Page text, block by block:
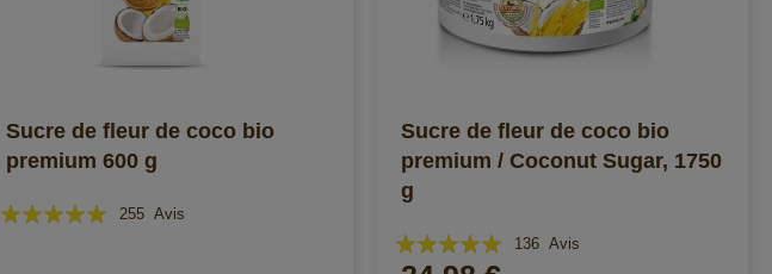
Sucre de fleur de coco bio
premium 600 g
Évaluation:
255 Avis
Sucre de fleur de coco bio
premium / Coconut Sugar, 1750
g
Évaluation:
136 Avis